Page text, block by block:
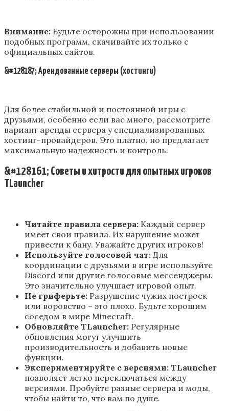
Внимание: Будьте осторожны при использовании
подобных программ, скачивайте их только с
официальных сайтов.
&#128187; Арендованные серверы (хостинги)
Для более стабильной и постоянной игры с
друзьями, особенно если вас много, рассмотрите
вариант аренды сервера у специализированных
хостинг-провайдеров. Это платно, но предлагает
максимальную надежность и контроль.
&#128161; Советы и хитрости для опытных игроков
TLauncher
Читайте правила сервера: Каждый сервер
имеет свои правила. Их нарушение может
привести к бану. Уважайте других игроков!
Используйте голосовой чат: Для
координации с друзьями в игре используйте
Discord или другие голосовые мессенджеры.
Это значительно улучшает игровой опыт.
Не гриферьте: Разрушение чужих построек
или воровство – это плохо. Будьте хорошим
соседом в мире Minecraft.
Обновляйте TLauncher: Регулярные
обновления могут улучшить
производительность и добавить новые
функции.
Экспериментируйте с версиями: TLauncher
позволяет легко переключаться между
версиями. Пробуйте разные сервера и моды,
чтобы найти то, что вам по душе.